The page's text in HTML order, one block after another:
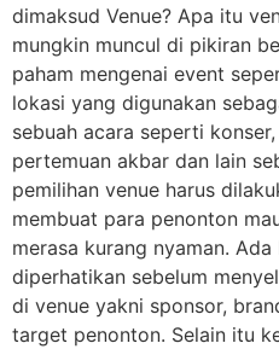
dimaksud Venue? Apa itu
mungkin muncul di pikiran
paham mengenai event
lokasi yang digunakan
sebuah acara seperti
pertemuan akbar dan lain
pemilihan venue harus
membuat para penonton
merasa kurang nyaman.
diperhatikan sebelum
di venue yakni sponsor,
target penonton. Selain itu